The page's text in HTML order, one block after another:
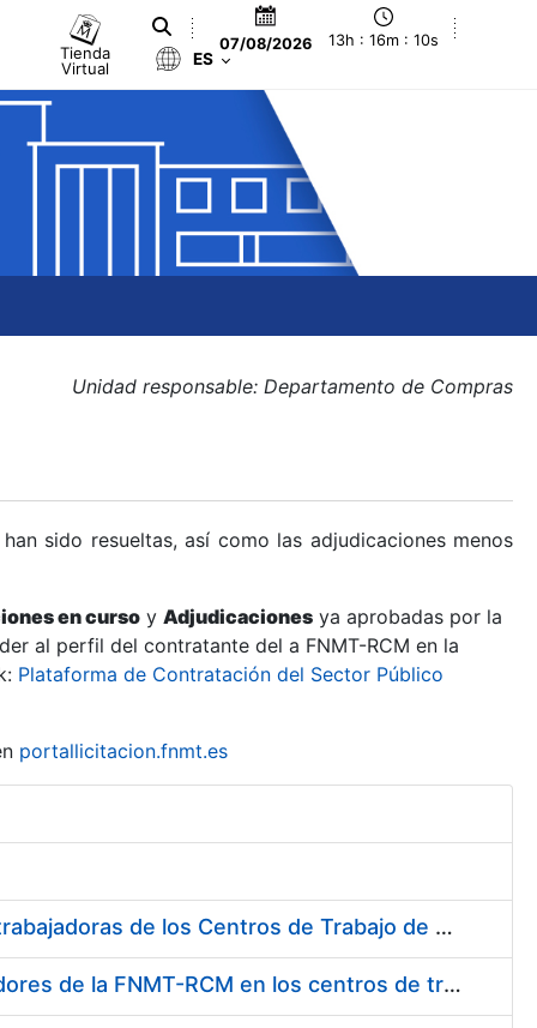
Tienda
Virtual
07/08/2026 13h : 16m : 10s
ES
Unidad responsable: Departamento de Compras
sido resueltas, así como las adjudicaciones menos
en curso y Adjudicaciones ya aprobadas por la
al perfil del contratante del a FNMT-RCM en la
Plataforma de Contratación del Sector Público
portallicitacion.fnmt.es
Suministro de Protectores Auditivos a medida para las personas trabajadoras de los Centros de Trabajo de Madrid y Burgos
Suministro de gafas graduadas antiproyecciones para los trabajadores de la FNMT-RCM en los centros de trabajo de Madrid y Burgos